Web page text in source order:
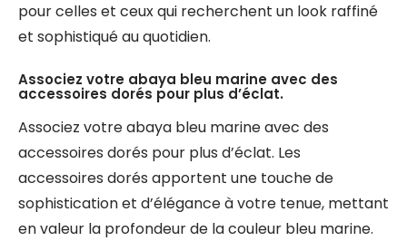
pour celles et ceux qui recherchent un look raffiné
et sophistiqué au quotidien.
Associez votre abaya bleu marine avec des
accessoires dorés pour plus d’éclat.
Associez votre abaya bleu marine avec des
accessoires dorés pour plus d’éclat. Les
accessoires dorés apportent une touche de
sophistication et d’élégance à votre tenue, mettant
en valeur la profondeur de la couleur bleu marine.